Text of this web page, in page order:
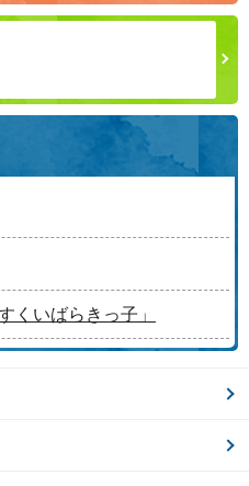
くいばらきっ子」